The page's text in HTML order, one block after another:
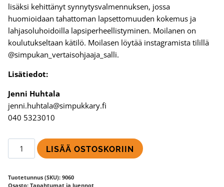
lisäksi kehittänyt synnytysvalmennuksen, jossa
huomioidaan tahattoman lapsettomuuden kokemus ja
lahjasoluhoidoilla lapsiperheellistyminen. Moilanen on
koulutukseltaan kätilö. Moilasen löytää instagramista tilillä
@simpukan_vertaisohjaaja_salli.
Lisätiedot:
Jenni Huhtala
jenni.huhtala@simpukkary.fi
040 5323010
Ammatillisesti
ohjattu
lahjasoluhoitoja
LISÄÄ OSTOSKORIIN
Tuotetunnus (SKU): 9060
Osasto: Tapahtumat ja luennot